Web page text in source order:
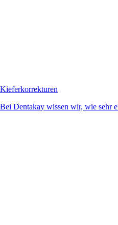
Kieferkorrekturen
Bei Dentakay wissen wir, wie sehr